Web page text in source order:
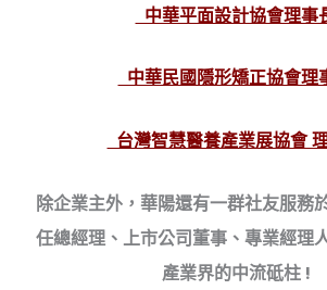
中華平面設計協會理事
中華民國隱形矯正協會理
台灣智慧醫養產業展協會
除企業主外，華陽還有一群社友服務
任總經理、上市公司董事、專業經理
產業界的中流砥柱!